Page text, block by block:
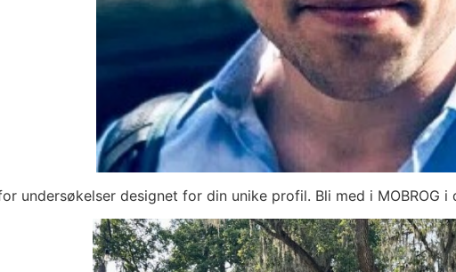
undersøkelser designet for din unike profil. Bli med i MOBROG